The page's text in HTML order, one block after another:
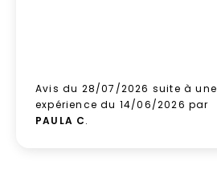
Avis du 28/07/2026 suite à une
expérience du 14/06/2026 par
PAULA C.